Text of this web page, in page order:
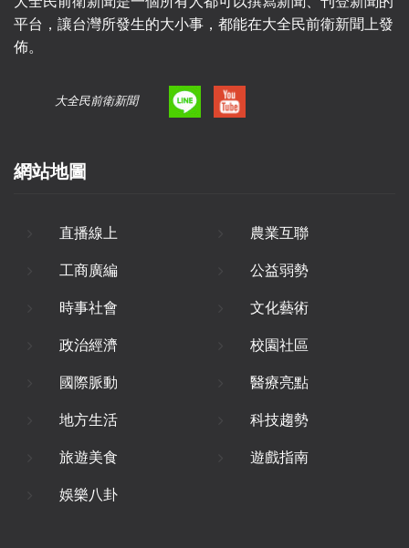
平台，讓台灣所發生的大小事，都能在大全民前衛新聞上發
佈。
大全民前衛新聞
網站地圖
直播線上
工商廣編
時事社會
政治經濟
國際脈動
地方生活
旅遊美食
娛樂八卦
農業互聯
公益弱勢
文化藝術
校園社區
醫療亮點
科技趨勢
遊戲指南